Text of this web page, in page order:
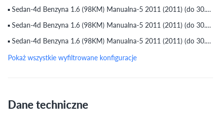
Sedan-4d Benzyna 1.6 (98KM) Manualna-5 2011 (2011) (do 30.07.2013)
Sedan-4d Benzyna 1.6 (98KM) Manualna-5 2011 (2011) (do 30.07.2013)
Sedan-4d Benzyna 1.6 (98KM) Manualna-5 2011 (2011) (do 30.07.2013)
Pokaż wszystkie wyfiltrowane konfiguracje
Dane techniczne